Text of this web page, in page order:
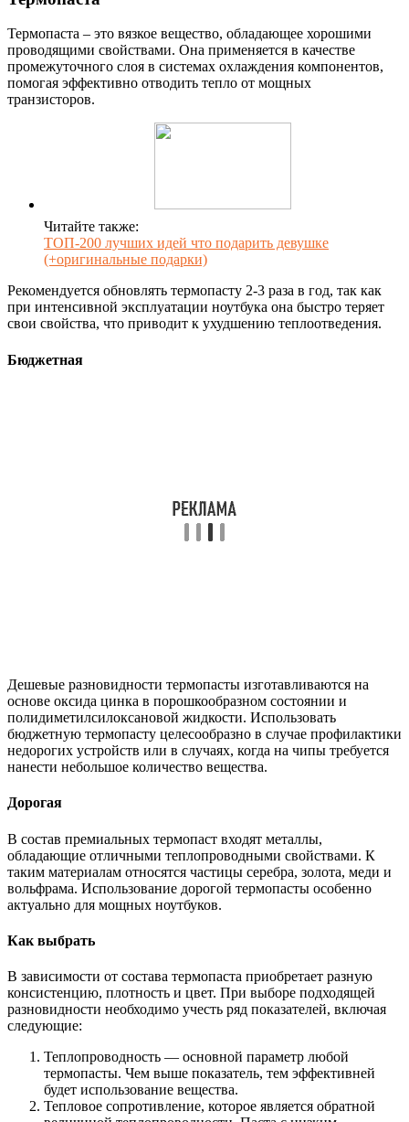
Термопаста – это вязкое вещество, обладающее хорошими
проводящими свойствами. Она применяется в качестве
промежуточного слоя в системах охлаждения компонентов,
помогая эффективно отводить тепло от мощных
транзисторов.
Читайте также:
ТОП-200 лучших идей что подарить девушке
(+оригинальные подарки)
Рекомендуется обновлять термопасту 2-3 раза в год, так как
при интенсивной эксплуатации ноутбука она быстро теряет
свои свойства, что приводит к ухудшению теплоотведения.
Бюджетная
Дешевые разновидности термопасты изготавливаются на
основе оксида цинка в порошкообразном состоянии и
полидиметилсилоксановой жидкости. Использовать
бюджетную термопасту целесообразно в случае профилактики
недорогих устройств или в случаях, когда на чипы требуется
нанести небольшое количество вещества.
Дорогая
В состав премиальных термопаст входят металлы,
обладающие отличными теплопроводными свойствами. К
таким материалам относятся частицы серебра, золота, меди и
вольфрама. Использование дорогой термопасты особенно
актуально для мощных ноутбуков.
Как выбрать
В зависимости от состава термопаста приобретает разную
консистенцию, плотность и цвет. При выборе подходящей
разновидности необходимо учесть ряд показателей, включая
следующие:
Теплопроводность — основной параметр любой
термопасты. Чем выше показатель, тем эффективней
будет использование вещества.
Тепловое сопротивление, которое является обратной